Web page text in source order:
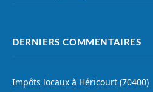
DERNIERS COMMENTAIRES
Impôts locaux à Héricourt (70400)